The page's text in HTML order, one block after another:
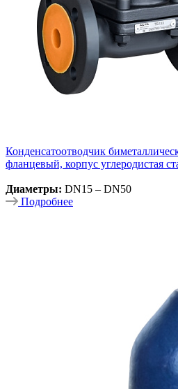
Конденсатоотводчик
фланцевый, корпус углеродистая
Диаметры: DN15 – DN50
Подробнее